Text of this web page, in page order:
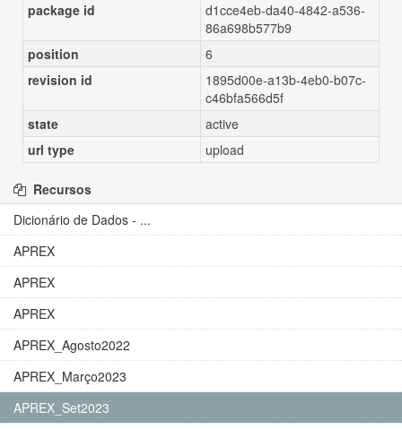
package id
d1cce4eb-da40-4842-a536-
86a698b577b9
position
6
revision id
1895d00e-a13b-4eb0-b07c-
c46bfa566d5f
state
active
url type
upload
Recursos
Dicionário de Dados - ...
APREX
APREX
APREX
APREX_Agosto2022
APREX_Março2023
APREX_Set2023